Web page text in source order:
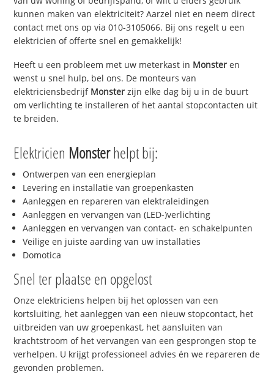
kunnen maken van elektriciteit? Aarzel niet en neem direct
contact met ons op via 010-3105066. Bij ons regelt u een
elektricien of offerte snel en gemakkelijk!
Heeft u een probleem met uw meterkast in Monster en
wenst u snel hulp, bel ons. De monteurs van
elektriciensbedrijf Monster zijn elke dag bij u in de buurt
om verlichting te installeren of het aantal stopcontacten uit
te breiden.
Elektricien Monsterhelpt bij:
Ontwerpen van een energieplan
Levering en installatie van groepenkasten
Aanleggen en repareren van elektraleidingen
Aanleggen en vervangen van (LED-)verlichting
Aanleggen en vervangen van contact- en schakelpunten
Veilige en juiste aarding van uw installaties
Domotica
Snel ter plaatse en opgelost
Onze elektriciens helpen bij het oplossen van een
kortsluiting, het aanleggen van een nieuw stopcontact, het
uitbreiden van uw groepenkast, het aansluiten van
krachtstroom of het vervangen van een gesprongen stop te
verhelpen. U krijgt professioneel advies én we repareren de
gevonden problemen.